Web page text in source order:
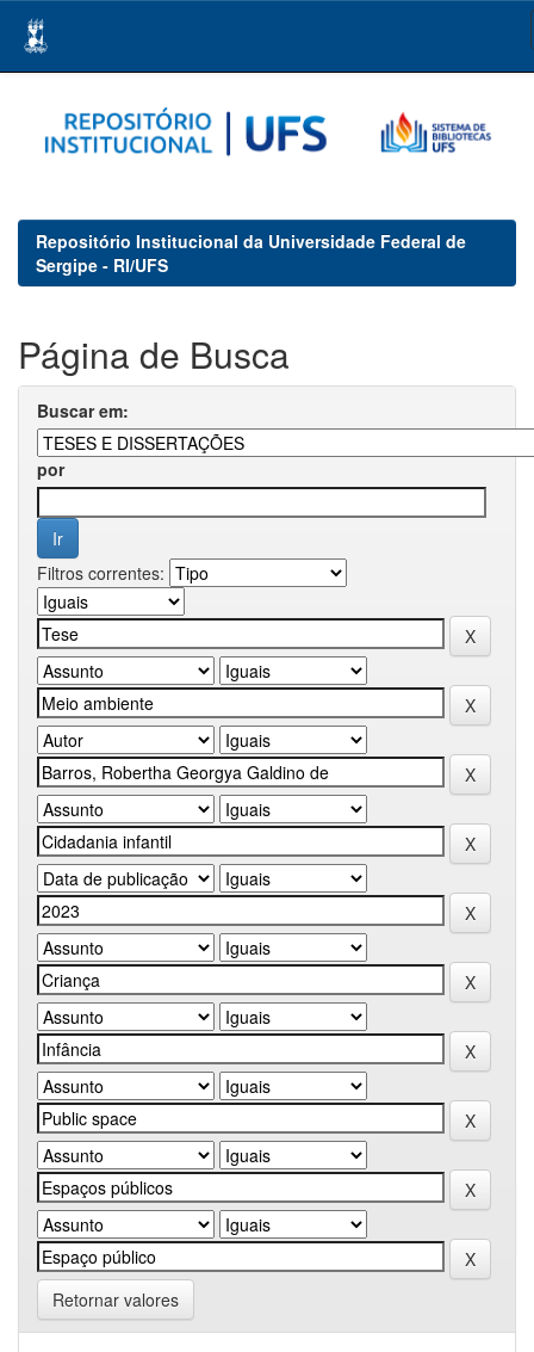
navigation
Repositório Institucional da Universidade Federal de
Sergipe - RI/UFS
Página de Busca
Buscar em:
por
Filtros correntes:
Retornar valores